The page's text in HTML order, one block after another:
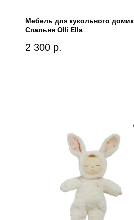
Мебель для кукольного
Спальня Olli Ella
2 300 р.